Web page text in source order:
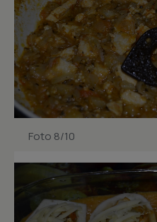
Foto 8/10